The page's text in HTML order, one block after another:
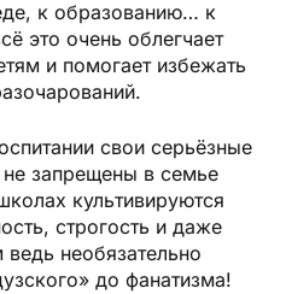
к образованию… к
это очень облегчает
и помогает избежать
свои серьёзные
не запрещены в семье
культивируются
строгость и даже
необязательно
до фанатизма!